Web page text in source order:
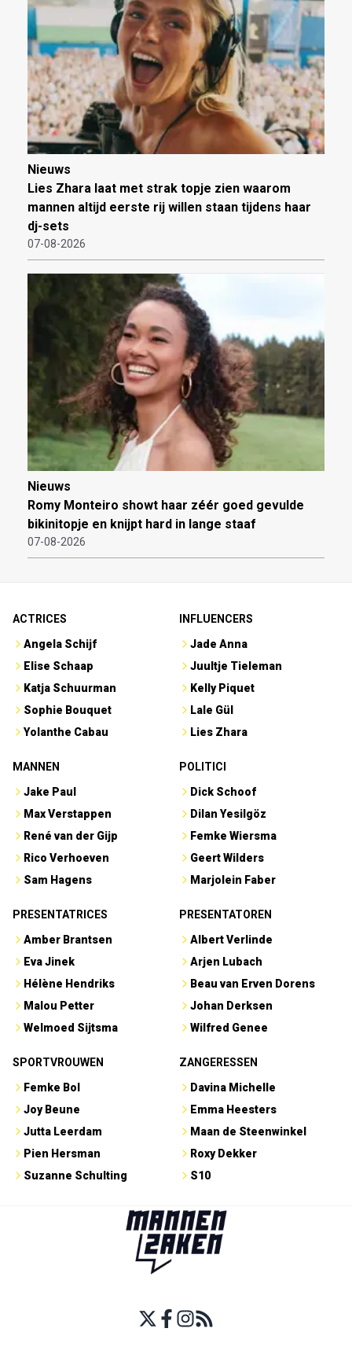
Nieuws
Lies Zhara laat met strak topje zien waarom
mannen altijd eerste rij willen staan tijdens haar
dj-sets
07-08-2026
Nieuws
Romy Monteiro showt haar zéér goed gevulde
bikinitopje en knijpt hard in lange staaf
07-08-2026
ACTRICES
Angela Schijf
Elise Schaap
Katja Schuurman
Sophie Bouquet
Yolanthe Cabau
INFLUENCERS
Jade Anna
Juultje Tieleman
Kelly Piquet
Lale Gül
Lies Zhara
MANNEN
Jake Paul
Max Verstappen
René van der Gijp
Rico Verhoeven
Sam Hagens
POLITICI
Dick Schoof
Dilan Yesilgöz
Femke Wiersma
Geert Wilders
Marjolein Faber
PRESENTATRICES
Amber Brantsen
Eva Jinek
Hélène Hendriks
Malou Petter
Welmoed Sijtsma
PRESENTATOREN
Albert Verlinde
Arjen Lubach
Beau van Erven Dorens
Johan Derksen
Wilfred Genee
SPORTVROUWEN
Femke Bol
Joy Beune
Jutta Leerdam
Pien Hersman
Suzanne Schulting
ZANGERESSEN
Davina Michelle
Emma Heesters
Maan de Steenwinkel
Roxy Dekker
S10